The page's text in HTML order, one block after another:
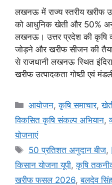
लखनऊ में राज्य स्तरीय खरीफ
को आधुनिक खेती और 50%
लखनऊ। उत्तर प्रदेश की कृषि
जोड़ने और खरीफ सीजन की
से राजधानी लखनऊ स्थित इंदिरा
खरीफ उत्पादकता गोष्ठी एवं
आयोजन,कृषि समाचार,
विकसित कृषि संकल्प अभियान,
योजनाएं
50 प्रतिशत अनुदान बीज,
किसान योजना यूपी,कृषि
खरीफ फसल 2026,बलदेव